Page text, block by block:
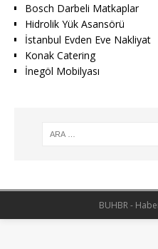
Bosch Darbeli Matkaplar
Hidrolik Yük Asansörü
İstanbul Evden Eve Nakliyat
Konak Catering
İnegöl Mobilyası
BUHBR -